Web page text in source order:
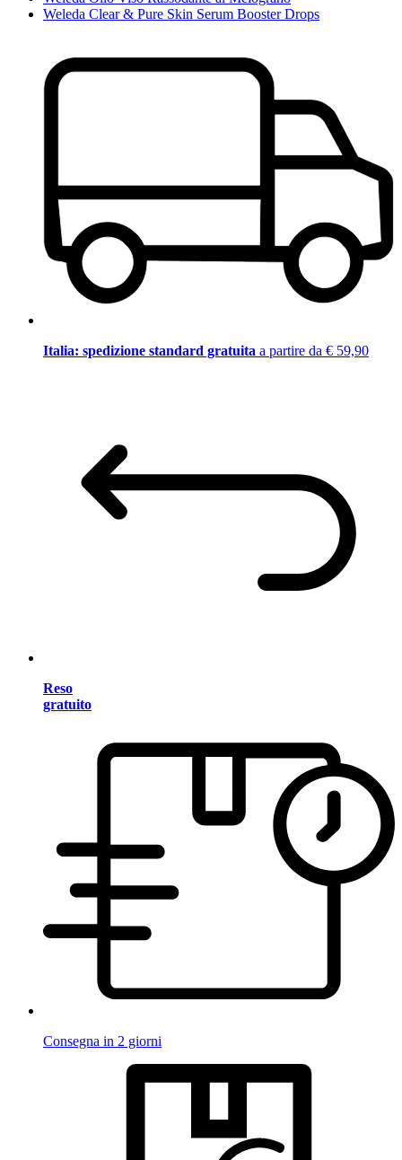
Weleda Clear & Pure Skin Serum Booster Drops
Italia: spedizione standard gratuita a partire da € 59,90
Reso
gratuito
Consegna in 2 giorni